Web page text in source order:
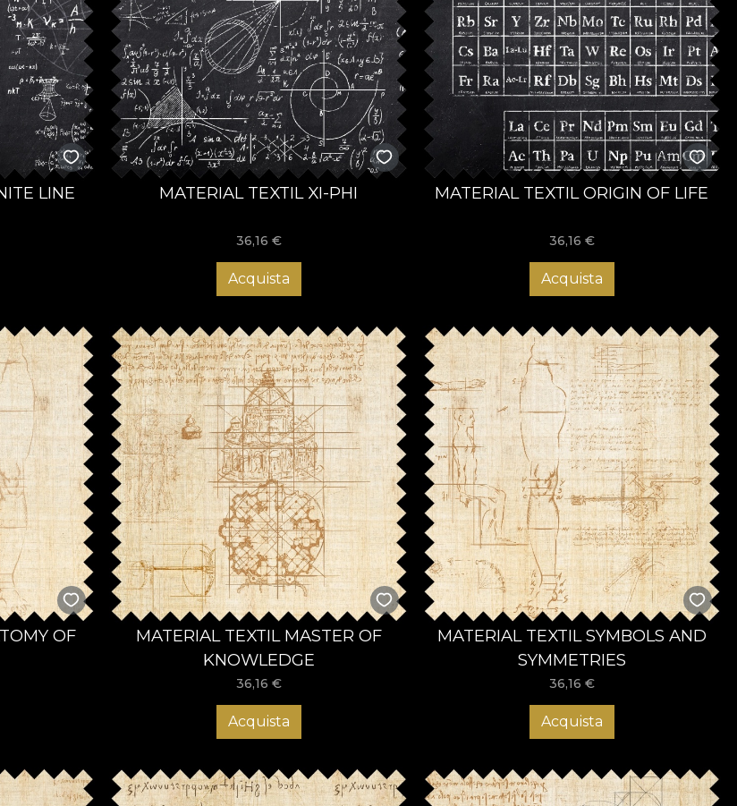
LINE MATERIAL TEXTIL XI-PHI
36,16 €
Acquista
MATERIAL TEXTIL ORIGIN OF LIFE
36,16 €
Acquista
OF
MATERIAL TEXTIL MASTER OF
KNOWLEDGE
36,16 €
Acquista
MATERIAL TEXTIL SYMBOLS AND
SYMMETRIES
36,16 €
Acquista